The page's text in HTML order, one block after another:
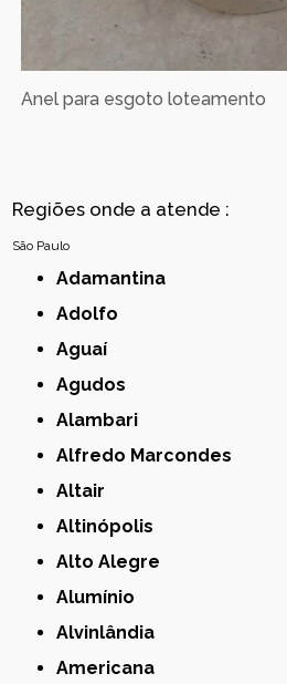
Anel para esgoto loteamento
Regiões onde a atende :
São Paulo
Adamantina
Adolfo
Aguaí
Agudos
Alambari
Alfredo Marcondes
Altair
Altinópolis
Alto Alegre
Alumínio
Alvinlândia
Americana